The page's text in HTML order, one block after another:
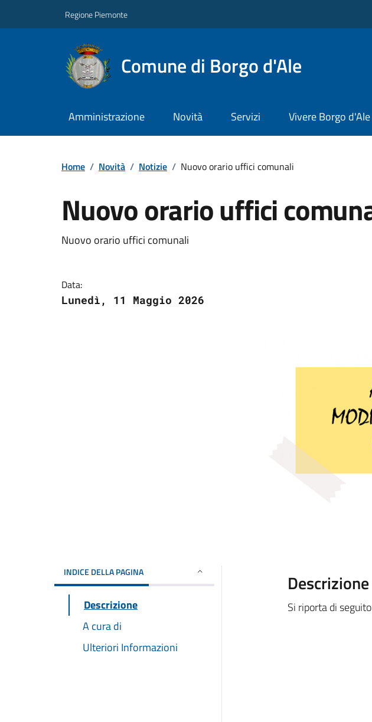
Regione Piemonte
Comune di Borgo d'Ale
Amministrazione Novità Servizi Vivere Borgo d'Ale
Home / Novità / Notizie / Nuovo orario uffici comunali
Nuovo orario uffici
Nuovo orario uffici comunali
Data:
Lunedì, 11 Maggio 2026
INDICE DELLA PAGINA
Descrizione
A cura di
Ulteriori Informazioni
Descrizione
Si riporta di